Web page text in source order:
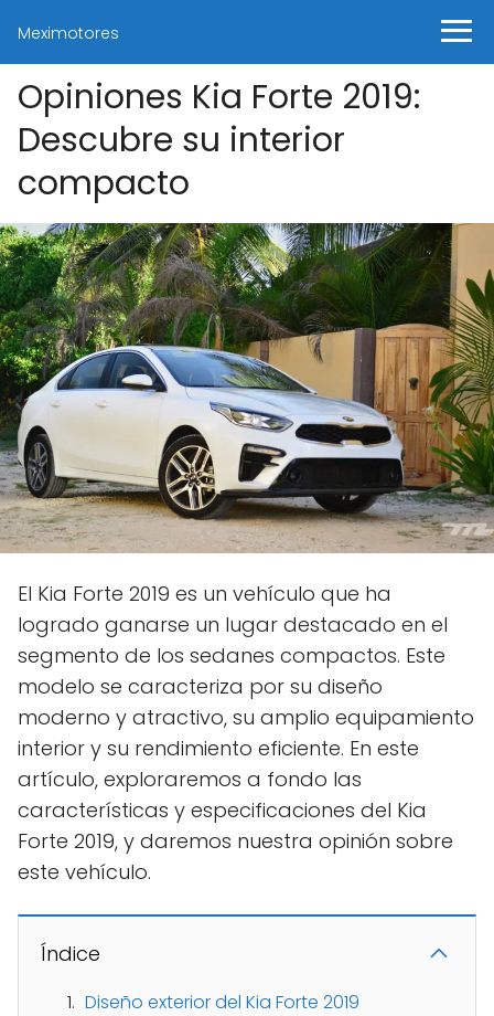
Meximotores
Opiniones Kia Forte 2019:
Descubre su interior
compacto
El Kia Forte 2019 es un vehículo que ha
logrado ganarse un lugar destacado en el
segmento de los sedanes compactos. Este
modelo se caracteriza por su diseño
moderno y atractivo, su amplio equipamiento
interior y su rendimiento eficiente. En este
artículo, exploraremos a fondo las
características y especificaciones del Kia
Forte 2019, y daremos nuestra opinión sobre
este vehículo.
Índice
Diseño exterior del Kia Forte 2019